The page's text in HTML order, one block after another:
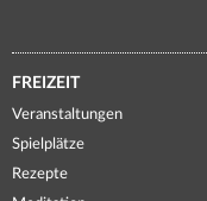
FREIZEIT
Veranstaltungen
Spielplätze
Rezepte